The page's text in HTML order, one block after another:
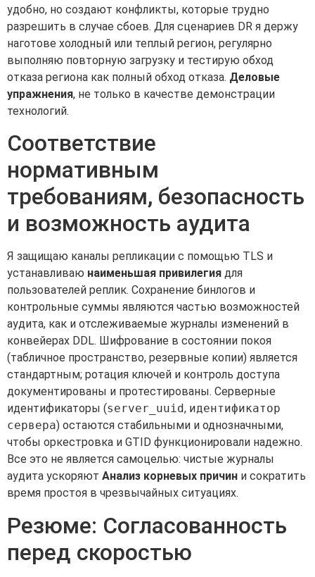
удобно, но создают конфликты, которые трудно
разрешить в случае сбоев. Для сценариев DR я держу
наготове холодный или теплый регион, регулярно
выполняю повторную загрузку и тестирую обход
отказа региона как полный обход отказа. Деловые
упражнения, не только в качестве демонстрации
технологий.
Соответствие
нормативным
требованиям, безопасность
и возможность аудита
Я защищаю каналы репликации с помощью TLS и
устанавливаю наименьшая привилегия для
пользователей реплик. Сохранение бинлогов и
контрольные суммы являются частью возможностей
аудита, как и отслеживаемые журналы изменений в
конвейерах DDL. Шифрование в состоянии покоя
(табличное пространство, резервные копии) является
стандартным; ротация ключей и контроль доступа
документированы и протестированы. Серверные
идентификаторы (server_uuid, идентификатор
сервера) остаются стабильными и однозначными,
чтобы оркестровка и GTID функционировали надежно.
Все это не является самоцелью: чистые журналы
аудита ускоряют Анализ корневых причин и сократить
время простоя в чрезвычайных ситуациях.
Резюме: Согласованность
перед скоростью